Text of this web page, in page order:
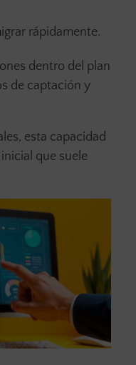
rápidamente.
dentro del plan
de captación y
esta capacidad
que suele